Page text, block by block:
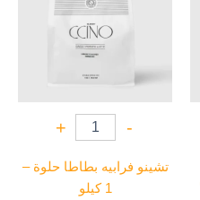
-
+
تشينو فرابيه بطاطا حلوة –
1 كيلو